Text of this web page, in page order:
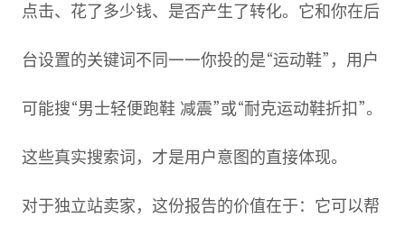
点击、花了多少钱、是否产生了转化。它和你在后
台设置的关键词不同——你投的是“运动鞋”，用户
可能搜“男士轻便跑鞋 减震”或“耐克运动鞋折扣”。
这些真实搜索词，才是用户意图的直接体现。
对于独立站卖家，这份报告的价值在于：它可以帮